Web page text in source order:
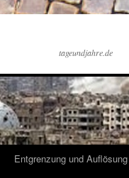
tageundjahre.de
Entgrenzung und Auflösung